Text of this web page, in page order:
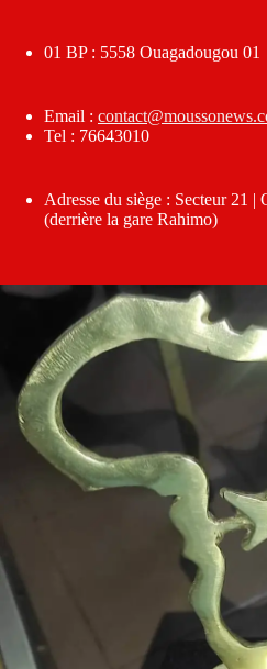
01 BP : 5558 Ouagadougou 01
Email :
Tel : 76643010
Adresse du siège : Secteur 21
(derrière la gare Rahimo)